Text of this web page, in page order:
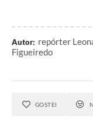
Autor: repórter
Figueiredo
GOSTEI